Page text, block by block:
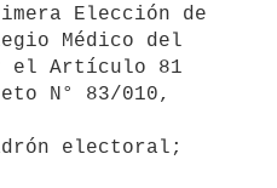
Elección de
Médico del
el Artículo 81
N° 83/010,
electoral;